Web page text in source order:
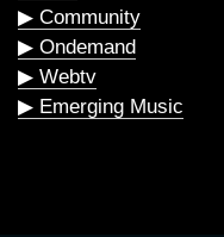
▶ Community
▶ Ondemand
▶ Webtv
▶ Emerging Music